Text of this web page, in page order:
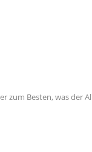
zum Besten, was